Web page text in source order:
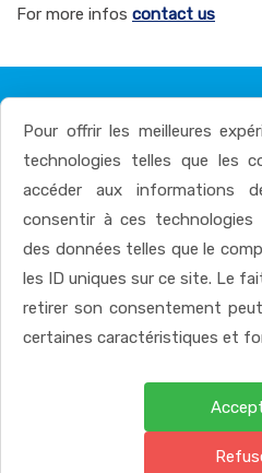
Pour offrir les meilleures
technologies telles que les
accéder aux informations
consentir à ces
des données telles que le
les ID uniques sur ce site. Le
retirer son consentement
certaines caractéristiques et
For more infos contact us
LIENS
Ministère de la Santé et
AIRP
Pharmacies de garde